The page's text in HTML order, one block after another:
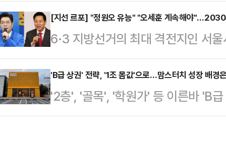
26.0%를 기록했…
이후 안성재 셰프의 공개 행보가 포
성재 셰프가 운영하는 모수서울은
티지로 바꿔 제…
조차 더불어민주당에 밀리는 초유
단칼에 거절했다. "물러나는 것은
거 결과로 평가받겠다는 것이 그의
는 '책임'은 누구를 위한 것인가.지
'현실'이 아닌 자신의 '신앙'으로 보
[지선 르포] "정원오 유능" "오세훈 계속해야"…2030
6·3 지방선거의 최대 격전지인 서
원오 더불어민주당 후보의 대세론
이 오세훈 국민의힘 후보를 5선으
이렇듯 창과 방패의 싸움은 서울
의 현상 유지'에 관심을 보이는 탓
'B급 상권' 전략, '1조 몸값'으로…맘스터치 성장 배경
'2층', '골목', '학원가' 등 이른바 'B
지고 있다.동종 업계 후발주자로